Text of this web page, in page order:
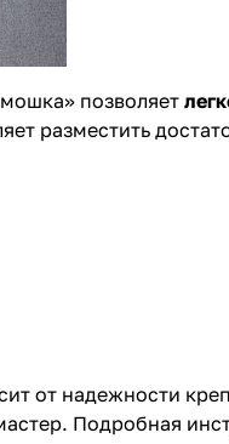
позволяет
разместить
от надежности
Подробная